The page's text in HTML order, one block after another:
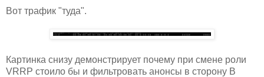
Вот трафик "туда".
Картинка снизу демонстрирует почему при смене роли
VRRP стоило бы и фильтровать анонсы в сторону B